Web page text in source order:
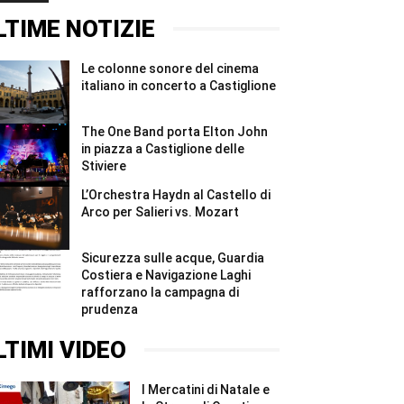
#Shorts
a
Castiglione
sul
Garda:
strutture
irregolari
e
sanzioni
...
#Shorts
NOTIZIE
Le colonne sonore del cinema
italiano in concerto a Castiglione
The One Band porta Elton John
in piazza a Castiglione delle
Stiviere
L’Orchestra Haydn al Castello di
Arco per Salieri vs. Mozart
Sicurezza sulle acque, Guardia
Costiera e Navigazione Laghi
rafforzano la campagna di
prudenza
VIDEO
I Mercatini di Natale e